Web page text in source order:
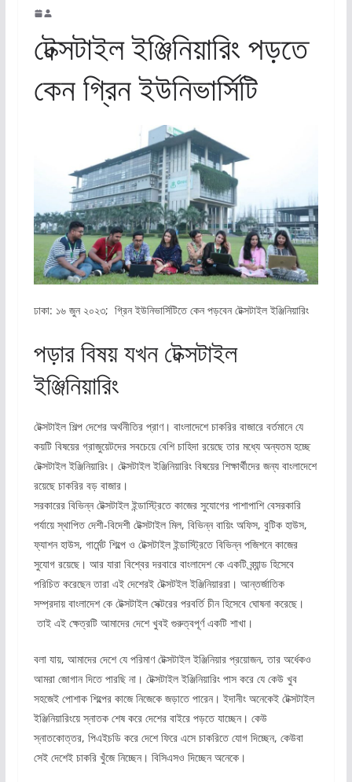
টেক্সটাইল ইঞ্জিনিয়ারিং পড়তে
কেন গ্রিন ইউনিভার্সিটি
ঢাকা: ১৬ জুন ২০২৩; গ্রিন ইউনিভার্সিটিতে কেন পড়বেন টেক্সটাইল ইঞ্জিনিয়ারিং
পড়ার বিষয় যখন টেক্সটাইল
ইঞ্জিনিয়ারিং
টেক্সটাইল শিল্প দেশের অর্থনীতির প্রাণ। বাংলাদেশে চাকরির বাজারে বর্তমানে যে
কয়টি বিষয়ের গ্রাজুয়েটদের সবচেয়ে বেশি চাহিদা রয়েছে তার মধ্যে অন্যতম হচ্ছে
টেক্সটাইল ইঞ্জিনিয়ারিং। টেক্সটাইল ইঞ্জিনিয়ারিং বিষয়ের শিক্ষার্থীদের জন্য বাংলাদেশে
রয়েছে চাকরির বড় বাজার।
সরকারের বিভিন্ন টেক্সটাইল ইন্ডাস্ট্রিতে কাজের সুযোগের পাশাপাশি বেসরকারি
পর্যায়ে স্থাপিত দেশী-বিদেশী টেক্সটাইল মিল, বিভিন্ন বায়িং অফিস, বুটিক হাউস,
ফ্যাশন হাউস, গার্মেন্ট শিল্পে ও টেক্সটাইল ইন্ডাস্ট্রিতে বিভিন্ন পজিশনে কাজের
সুযোগ রয়েছে। আর যারা বিশ্বের দরবারে বাংলাদেশ কে একটি ব্র্যান্ড হিসেবে
পরিচিত করেছেন তারা এই দেশেরই টেক্সটইল ইঞ্জিনিয়াররা। আন্তর্জাতিক
সম্প্রদায় বাংলাদেশ কে টেক্সটাইল সেক্টরের পরবর্তি চীন হিসেবে ঘোষনা করেছে।
তাই এই ক্ষেত্রটি আমাদের দেশে খুবই গুরুত্বপূর্ণ একটি শাখা।
বলা যায়, আমাদের দেশে যে পরিমাণ টেক্সটাইল ইঞ্জিনিয়ার প্রয়োজন, তার অর্ধেকও
আমরা জোগান দিতে পারছি না। টেক্সটাইল ইঞ্জিনিয়ারিং পাস করে যে কেউ খুব
সহজেই পোশাক শিল্পের কাজে নিজেকে জড়াতে পারেন। ইদানীং অনেকেই টেক্সটাইল
ইঞ্জিনিয়ারিংয়ে স্নাতক শেষ করে দেশের বাইরে পড়তে যাচ্ছেন। কেউ
স্নাতকোত্তর, পিএইচডি করে দেশে ফিরে এসে চাকরিতে যোগ দিচ্ছেন, কেউবা
সেই দেশেই চাকরি খুঁজে নিচ্ছেন। বিসিএসও দিচ্ছেন অনেকে।